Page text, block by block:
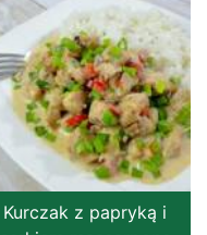
Kurczak z papryką i